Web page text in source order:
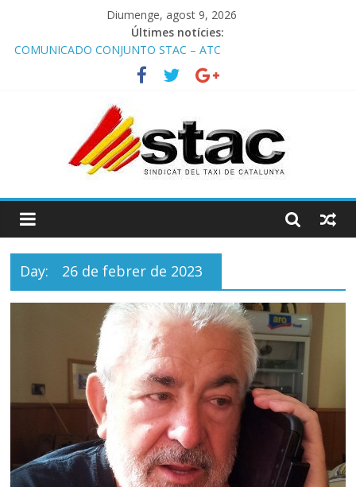
Diumenge, agost 9, 2026
Últimes notícies:
COMUNICADO CONJUNTO STAC – ATC
Comunicado STAC/ ATC de la reunión con los Mossos d
‘Esquadra del aeropuerto de Barcelona.
Programa de Radio TAXI LIBRE 29.07.2026 en COOLTURA FM.
STAC/ATC SOLICITAN TAULA TÈCNICA PARA MEJORAR LA
OPERATIVA DE ENTRADA EN EL PUERTO DE BARCELONA.
Programa de Radio TAXI LIBRE 22.07.2026 en COOLTURA FM.
Day: 26 de febrer de 2023